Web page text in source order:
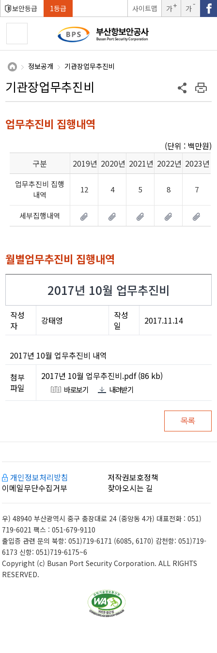
보안등급 1등급 사이트맵
가
가
기관장업무추진비
정보공개 기관장업무추진비
업무추진비 집행내역
(단위 : 백만원)
구분
2019년 2020년 2021년 2022년 2023년
업무추진비 집행
내역
12 4 5 8 7
세부집행내역
월별업무추진비 집행내역
2017년 10월 업무추진비
작성
자
강태영
작성
일
2017.11.14
2017년 10월 업무추진비 내역
첨부
파일
2017년 10월 업무추진비.pdf (86 kb)
바로보기 내려받기
개인정보처리방침
저작권보호정책
이메일무단수집거부
찾아오시는 길
우) 48940 부산광역시 중구 충장대로 24 (중앙동 4가) 대표전화 : 051)
719-6021 팩스 : 051-679-9110
출입증 관련 문의 북항: 051)719-6171 (6085, 6170) 감천항: 051)719-
6173 신항: 051)719-6175~6
Copyright (c) Busan Port Security Corporation. ALL RIGHTS
RESERVED.